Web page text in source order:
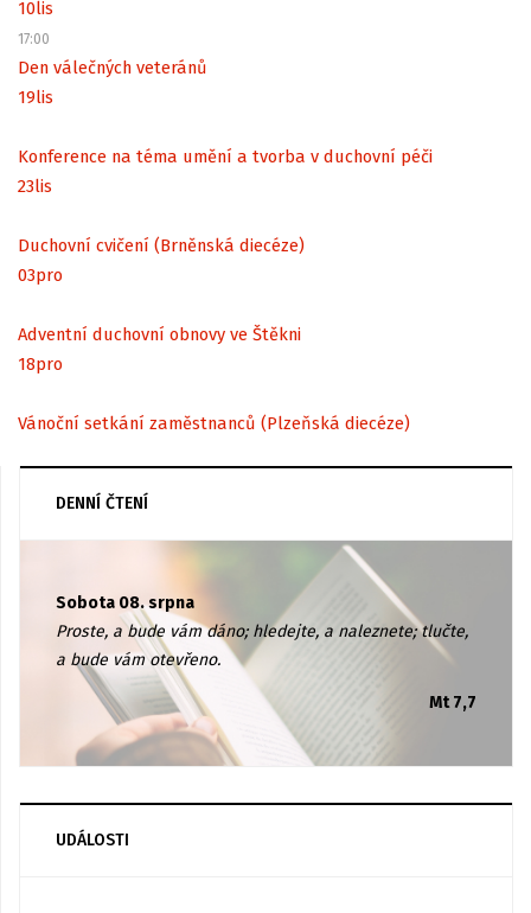
10lis
17:00
Den válečných veteránů
19lis
Konference na téma umění a tvorba v duchovní péči
23lis
Duchovní cvičení (Brněnská diecéze)
03pro
Adventní duchovní obnovy ve Štěkni
18pro
Vánoční setkání zaměstnanců (Plzeňská diecéze)
DENNÍ ČTENÍ
Sobota 08. srpna
Proste, a bude vám dáno; hledejte, a naleznete; tlučte,
a bude vám otevřeno.
Mt 7,7
UDÁLOSTI